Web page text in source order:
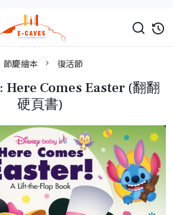
節慶繪本 復活節
Comes Easter (翻翻
硬頁書)